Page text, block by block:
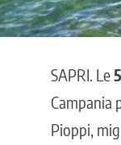
SAPRI . Le
Campania
Pioppi,